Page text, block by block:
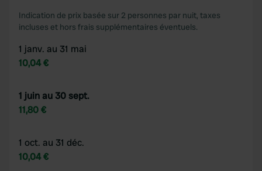
Indication de prix basée sur 2 personnes par nuit, taxes
incluses et hors frais supplémentaires éventuels.
1 janv. au 31 mai
10,04 €
1 juin au 30 sept.
11,80 €
1 oct. au 31 déc.
10,04 €